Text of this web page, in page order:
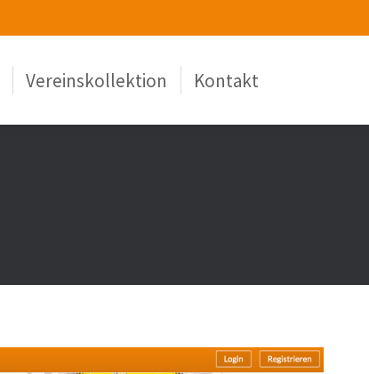
Vereinskollektion Kontakt